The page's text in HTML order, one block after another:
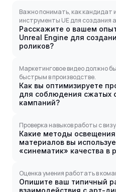
Важно понимать, как кандидат
инструменты UE для создания
Расскажите о вашем
Unreal Engine для
роликов?
Маркетинговое видео должно
быстрым в производстве.
Как вы оптимизируете
для соблюдения сжатых
кампаний?
Проверка навыков работы с
Какие методы освещения
материалов вы
«синематик» качества в
Оценка умения работать в
Опишите ваш типичный